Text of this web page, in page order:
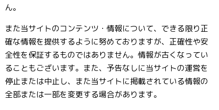
ん。
また当サイトのコンテンツ・情報について、できる限り正
確な情報を提供するように努めておりますが、正確性や安
全性を保証するものではありません。情報が古くなってい
ることもございます。また、予告なしに当サイトの運営を
停止または中止し、また当サイトに掲載されている情報の
全部または一部を変更する場合があります。